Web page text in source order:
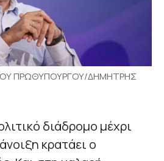
ΠΡΩΘΥΠΟΥΡΓΟΥ/ΔΗΜΗΤΡΗΣ
διάδρομο μέχρι
κρατάει ο